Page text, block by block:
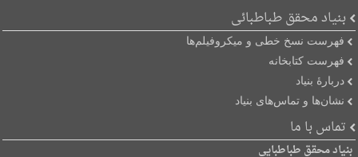
بنیاد محقق طباطبائی
فهرست نسخ خطی و میکروفیلم‌ها
فهرست کتابخانه
دربارۀ بنیاد
نشان‌ها و تماس‌های بنیاد
تماس با ما
بنیاد محقق طباطبایی